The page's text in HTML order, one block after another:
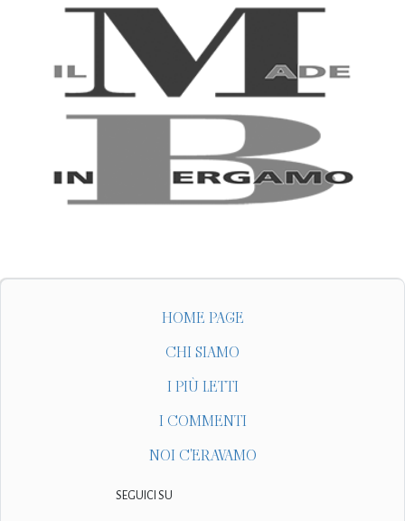
HOME PAGE
CHI SIAMO
I PIÙ LETTI
I COMMENTI
NOI C'ERAVAMO
SEGUICI SU